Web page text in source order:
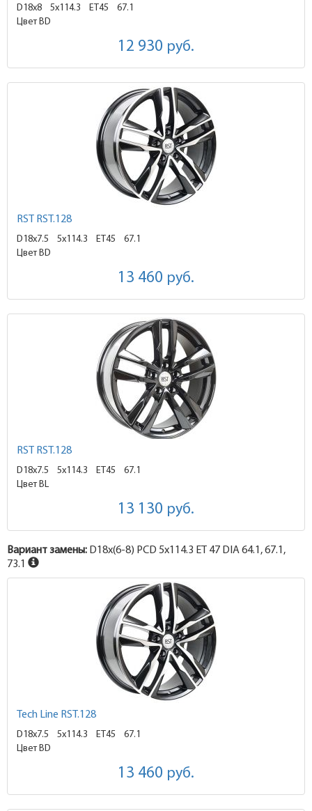
D18x8 5x114.3 ET45
67.1
Цвет BD
12 930 руб.
RST RST.128
D18x7.5 5x114.3 ET45
67.1
Цвет BD
13 460 руб.
RST RST.128
D18x7.5 5x114.3 ET45
67.1
Цвет BL
13 130 руб.
Вариант замены: D18x(6-8) PCD 5x114.3 ET 47 DIA 64.1, 67.1,
73.1
Tech Line RST.128
D18x7.5 5x114.3 ET45
67.1
Цвет BD
13 460 руб.